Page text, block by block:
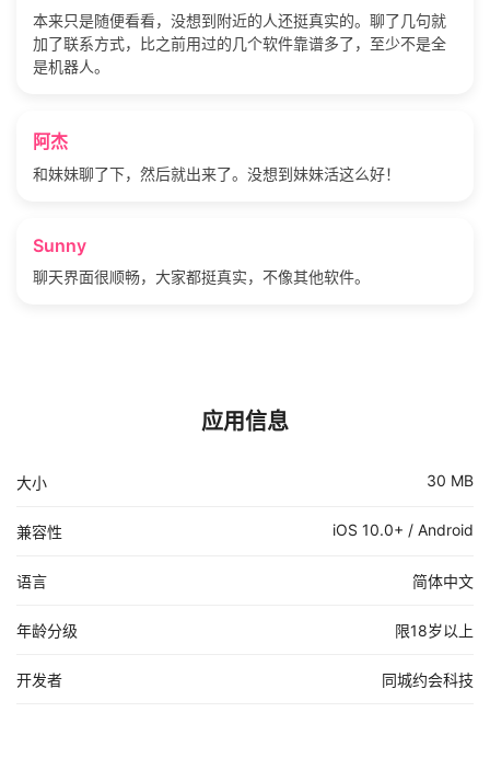
本来只是随便看看，没想到附近的人还挺真实的。聊了几句就
加了联系方式，比之前用过的几个软件靠谱多了，至少不是全
是机器人。
阿杰
和妹妹聊了下，然后就出来了。没想到妹妹活这么好！
Sunny
聊天界面很顺畅，大家都挺真实，不像其他软件。
应用信息
大小 30 MB
兼容性 iOS 10.0+ / Android
语言 简体中文
年龄分级 限18岁以上
开发者 同城约会科技